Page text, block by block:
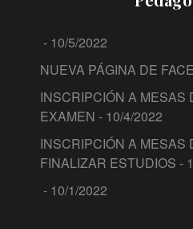
- 10/5/2022
NUEVA PÁGINA DE
INSCRIPCIÓN A MESAS
EXAMEN - 10/4/2022
INSCRIPCIÓN A MESAS
FINALIZAR ESTUDIOS -
- 10/1/2022